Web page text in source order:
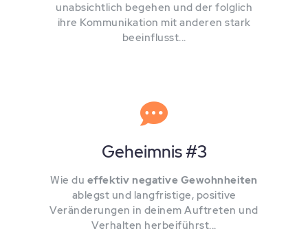
unabsichtlich begehen und der folglich
ihre Kommunikation mit anderen stark
beeinflusst...
Geheimnis #3
Wie du effektiv negative Gewohnheiten
ablegst und langfristige, positive
Veränderungen in deinem Auftreten und
Verhalten herbeiführst...